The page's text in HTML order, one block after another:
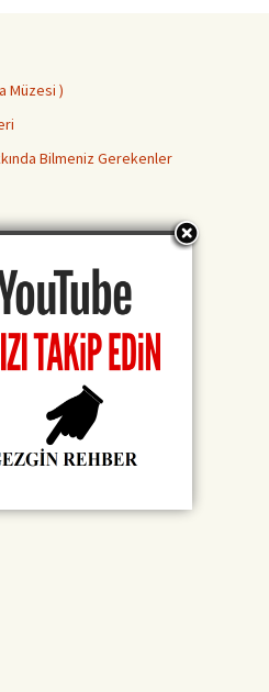
Müzesi )
Bilmeniz Gerekenler